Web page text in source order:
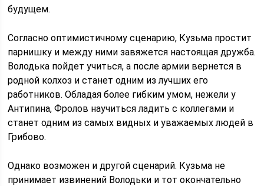
будущем.
Согласно оптимистичному сценарию, Кузьма простит
парнишку и между ними завяжется настоящая дружба.
Володька пойдет учиться, а после армии вернется в
родной колхоз и станет одним из лучших его
работников. Обладая более гибким умом, нежели у
Антипина, Фролов научиться ладить с коллегами и
станет одним из самых видных и уважаемых людей в
Грибово.
Однако возможен и другой сценарий. Кузьма не
принимает извинений Володьки и тот окончательно